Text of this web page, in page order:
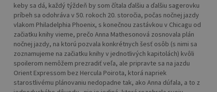
keby sa dá, každý týždeň by som čítala ďalšiu a ďalšiu sagerovku
príbeh sa odohráva v 50. rokoch 20. storočia, počas nočnej jazdy
vlakom Philadelphia Phoenix, s konečnou zastávkou v Chicagu od
začiatku knihy vieme, prečo Anna Mathesonová zosnovala plán
nočnej jazdy, na ktorú pozvala konkrétnych šesť osôb (s nimi sa
zoznamujeme na začiatku knihy v jednotlivých kapitolách) kvôli
spoilerom nemôžem prezradiť veľa, ale pripravte sa na jazdu
Orient Expressom bez Hercula Poirota, ktorá napriek
starostlivému plánovaniu nedopadne tak, ako Anna dúfala, a to z